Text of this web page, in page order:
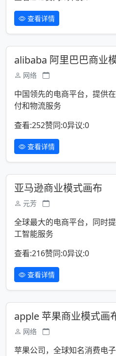
查看详情
alibaba 阿里巴巴商业
网络
中国领先的电商平台，提供
付和物流服务
查看:252赞同:0异议:0
查看详情
亚马逊商业模式画布
元芳
全球最大的电商平台，同时
工智能服务
查看:216赞同:0异议:0
查看详情
apple 苹果商业模式画
网络
苹果公司，全球知名消费电